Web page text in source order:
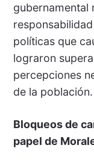
gubernamental
políticas que
lograron
percepciones
de la población.
Bloqueos de
papel de